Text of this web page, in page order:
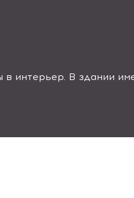
интерьер. В здании